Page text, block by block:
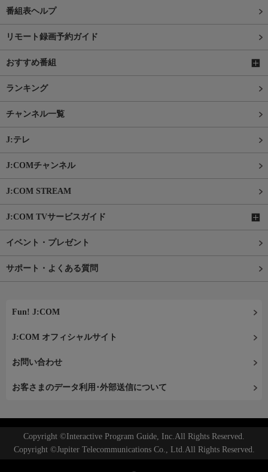
番組表ヘルプ
リモート録画予約ガイド
おすすめ番組
ランキング
チャンネル一覧
J:テレ
J:COMチャンネル
J:COM STREAM
J:COM TVサービスガイド
イベント・プレゼント
サポート・よくある質問
Fun! J:COM
J:COM オフィシャルサイト
お問い合わせ
お客さまのデータ利用･外部送信について
Copyright ©Interactive Program Guide, Inc.All Rights Reserved.
Copyright ©Jupiter Telecommunications Co., Ltd.All Rights Reserved.